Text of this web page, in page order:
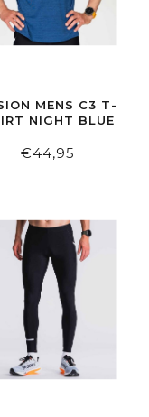
MENS C3 T-
NIGHT BLUE
€44,95